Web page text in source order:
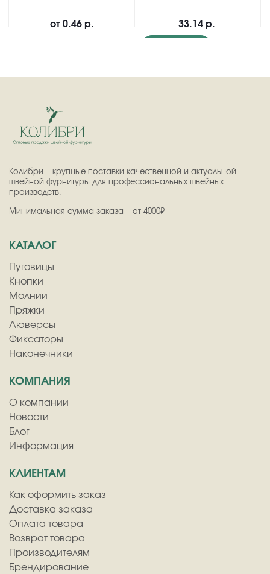
от 0.46 р. 33.14 р.
Колибри – крупные поставки качественной и актуальной
швейной фурнитуры для профессиональных швейных
производств.
Минимальная сумма заказа – от 4000₽
КАТАЛОГ
Пуговицы
Кнопки
Молнии
Пряжки
Люверсы
Фиксаторы
Наконечники
КОМПАНИЯ
О компании
Новости
Блог
Информация
КЛИЕНТАМ
Как оформить заказ
Доставка заказа
Оплата товара
Возврат товара
Производителям
Брендирование